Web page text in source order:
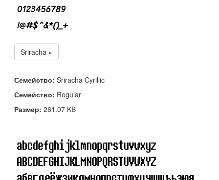
Sriracha »
Семейство: Sriracha Cyrillic
Семейство: Regular
Размер: 261.07 KB